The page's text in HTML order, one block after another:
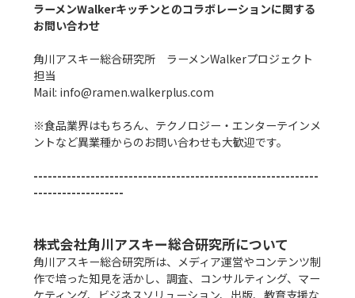
ラーメンWalkerキッチンとのコラボレーションに関する
お問い合わせ
角川アスキー総合研究所　ラーメンWalkerプロジェクト
担当
Mail: info@ramen.walkerplus.com
※食品業界はもちろん、テクノロジー・エンターテインメ
ントなど異業種からのお問い合わせも大歓迎です。
------------------------------------------------------------
-------------------
株式会社角川アスキー総合研究所について
角川アスキー総合研究所は、メディア運営やコンテンツ制
作で培った知見を活かし、調査、コンサルティング、マー